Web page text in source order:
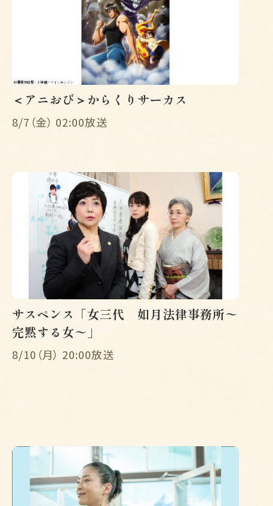
＜アニおび＞からくりサーカス
8/7（金） 02:00放送
サスペンス「女三代 如月法律事務所〜
完黙する女〜」
8/10（月） 20:00放送